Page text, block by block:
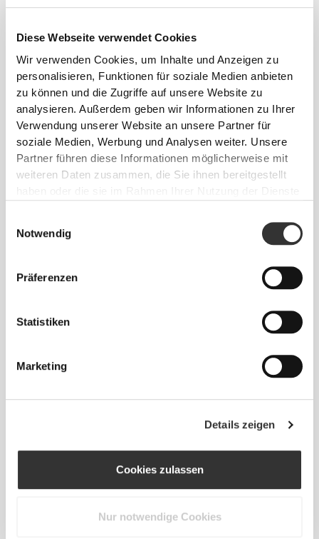
Diese Webseite verwendet Cookies
Wir verwenden Cookies, um Inhalte und Anzeigen zu
personalisieren, Funktionen für soziale Medien anbieten
zu können und die Zugriffe auf unsere Website zu
analysieren. Außerdem geben wir Informationen zu Ihrer
Verwendung unserer Website an unsere Partner für
soziale Medien, Werbung und Analysen weiter. Unsere
Partner führen diese Informationen möglicherweise mit
weiteren Daten zusammen, die Sie ihnen bereitgestellt
Notwendig
Präferenzen
Statistiken
Marketing
Details zeigen
Cookies zulassen
Nur notwendige Cookies
€6.99
GymPro Ankle Socken
€9.99
Athleisure DL Crew Socken
€12.99